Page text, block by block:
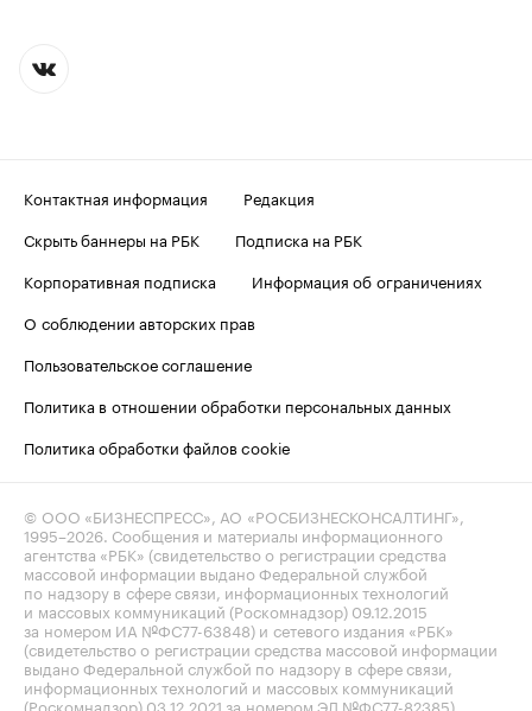
Контактная информация
Редакция
Скрыть баннеры на РБК
Подписка на РБК
Корпоративная подписка
Информация об ограничениях
О соблюдении авторских прав
Пользовательское соглашение
Политика в отношении обработки персональных данных
Политика обработки файлов cookie
© ООО «БИЗНЕСПРЕСС», АО «РОСБИЗНЕСКОНСАЛТИНГ»,
1995–2026 . Сообщения и материалы информационного
агентства «РБК» (свидетельство о регистрации средства
массовой информации выдано Федеральной службой
по надзору в сфере связи, информационных технологий
и массовых коммуникаций (Роскомнадзор) 09.12.2015
за номером ИА №ФС77-63848) и сетевого издания «РБК»
(свидетельство о регистрации средства массовой информации
выдано Федеральной службой по надзору в сфере связи,
информационных технологий и массовых коммуникаций
(Роскомнадзор) 03.12.2021 за номером ЭЛ №ФС77-82385)